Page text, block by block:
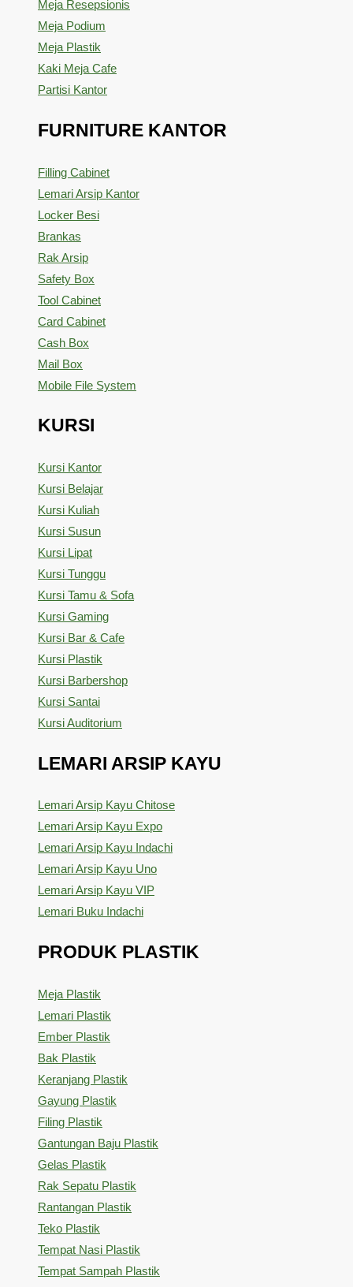
Meja Resepsionis
Meja Podium
Meja Plastik
Kaki Meja Cafe
Partisi Kantor
FURNITURE KANTOR
Filling Cabinet
Lemari Arsip Kantor
Locker Besi
Brankas
Rak Arsip
Safety Box
Tool Cabinet
Card Cabinet
Cash Box
Mail Box
Mobile File System
KURSI
Kursi Kantor
Kursi Belajar
Kursi Kuliah
Kursi Susun
Kursi Lipat
Kursi Tunggu
Kursi Tamu & Sofa
Kursi Gaming
Kursi Bar & Cafe
Kursi Plastik
Kursi Barbershop
Kursi Santai
Kursi Auditorium
LEMARI ARSIP KAYU
Lemari Arsip Kayu Chitose
Lemari Arsip Kayu Expo
Lemari Arsip Kayu Indachi
Lemari Arsip Kayu Uno
Lemari Arsip Kayu VIP
Lemari Buku Indachi
PRODUK PLASTIK
Meja Plastik
Lemari Plastik
Ember Plastik
Bak Plastik
Keranjang Plastik
Gayung Plastik
Filing Plastik
Gantungan Baju Plastik
Gelas Plastik
Rak Sepatu Plastik
Rantangan Plastik
Teko Plastik
Tempat Nasi Plastik
Tempat Sampah Plastik